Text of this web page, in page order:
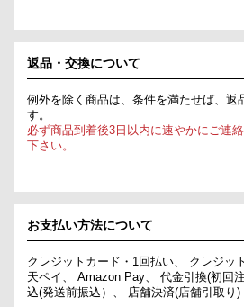
返品・交換について
例外を除く商品は、条件を満たせば、返
す。
必ず商品到着後3日以内に速やかにご連
下さい。
お支払い方法について
クレジットカード・1回払い、 クレジッ
天ペイ、 Amazon Pay、 代金引換(初回
込(発送前振込）、 店舗決済(店舗引取り)